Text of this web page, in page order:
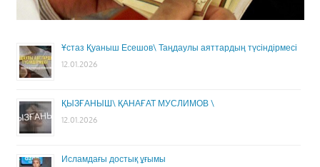
Ұстаз Қуаныш Есешов\ Таңдаулы аяттардың түсіндірмесі
12.01.2026
ҚЫЗҒАНЫШ\ ҚАНАҒАТ МУСЛИМОВ \
12.01.2026
Исламдағы достық ұғымы